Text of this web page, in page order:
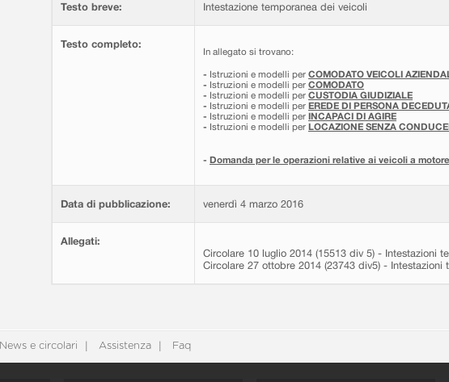
Testo breve: Intestazione temporanea dei veicoli
Testo completo:
In allegato si trovano:
- Istruzioni e modelli per COMODATO VEICOLI
- Istruzioni e modelli per COMODATO
- Istruzioni e modelli per CUSTODIA GIUDIZIALE
- Istruzioni e modelli per EREDE DI PERSONA
- Istruzioni e modelli per INCAPACI DI AGIRE
- Istruzioni e modelli per LOCAZIONE SENZA
- Domanda per le operazioni relative ai veicoli a
Data di pubblicazione: venerdì 4 marzo 2016
Allegati:
Circolare 10 luglio 2014 (15513 div 5) - Intestazioni
Circolare 27 ottobre 2014 (23743 div5) -
News e circolari Assistenza Faq